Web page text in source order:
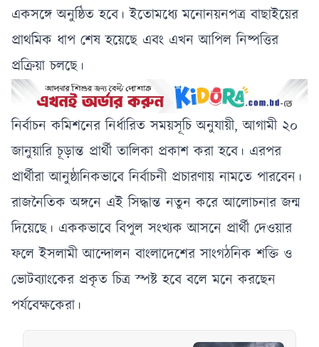
একসঙ্গে অনুষ্ঠিত হবে। ইতোমধ্যে মনোনয়নপত্র বাছাইয়ের
প্রাথমিক ধাপ শেষ হয়েছে এবং এখন আপিল নিষ্পত্তির
প্রক্রিয়া চলছে।
নির্বাচন কমিশনের নির্ধারিত সময়সূচি অনুযায়ী, আগামী ২০
জানুয়ারি চূড়ান্ত প্রার্থী তালিকা প্রকাশ করা হবে। এরপর
প্রার্থীরা আনুষ্ঠানিকভাবে নির্বাচনী প্রচারণায় নামতে পারবেন।
রাজনৈতিক অঙ্গনে এই সিদ্ধান্ত নতুন করে আলোচনার জন্ম
দিয়েছে। এককভাবে বিপুল সংখ্যক আসনে প্রার্থী দেওয়ার
ফলে ইসলামী আন্দোলন বাংলাদেশের সাংগঠনিক শক্তি ও
ভোটব্যাংকের প্রকৃত চিত্র স্পষ্ট হবে বলে মনে করছেন
পর্যবেক্ষকেরা।